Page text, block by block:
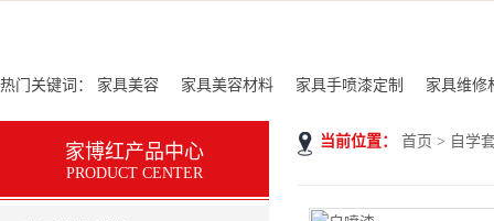
热门关键词： 家具美容 家具美容材料 家具手喷漆定制 家具维修
当前位置： 首页 > 自学
家博红产品中心
PRODUCT CENTER